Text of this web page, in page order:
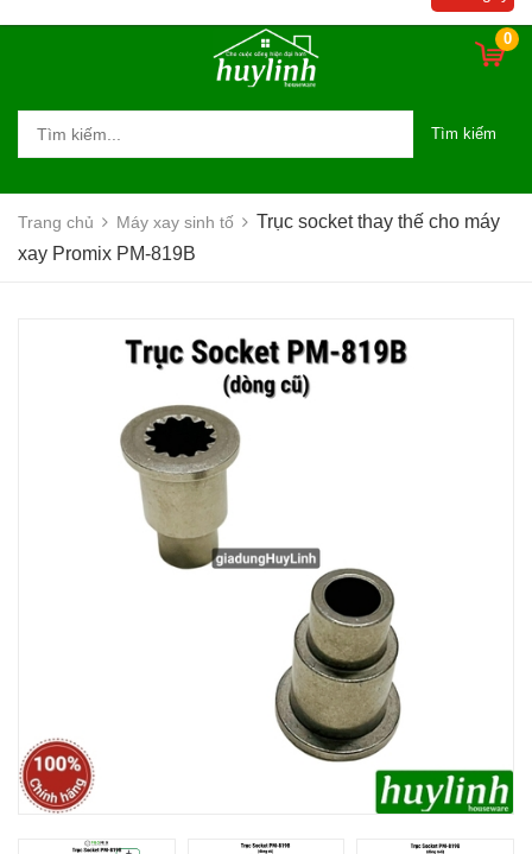
0
Tìm kiếm
Trang chủ Máy xay sinh tố
Trục socket thay thế cho máy
xay Promix PM-819B